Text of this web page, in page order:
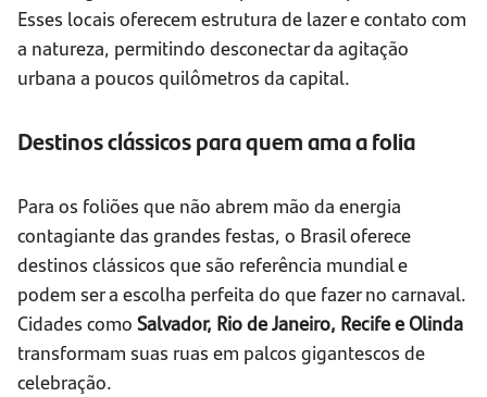
Esses locais oferecem estrutura de lazer e contato com
a natureza, permitindo desconectar da agitação
urbana a poucos quilômetros da capital.
Destinos clássicos para quem ama a folia
Para os foliões que não abrem mão da energia
contagiante das grandes festas, o Brasil oferece
destinos clássicos que são referência mundial e
podem ser a escolha perfeita do que fazer no carnaval.
Cidades como Salvador, Rio de Janeiro, Recife e Olinda
transformam suas ruas em palcos gigantescos de
celebração.